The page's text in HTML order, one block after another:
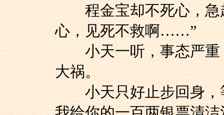
程金宝却不死心，急
心，见死不救啊……”
小天一听，事态严重
大祸。
小天只好止步回身，